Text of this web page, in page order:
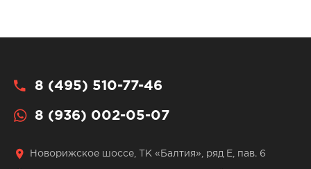
8 (495) 510-77-46
8 (936) 002-05-07
Новорижское шоссе, ТК «Балтия», ряд Е, пав. 6